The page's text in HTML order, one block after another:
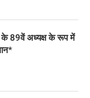
89वें अध्यक्ष के रूप में